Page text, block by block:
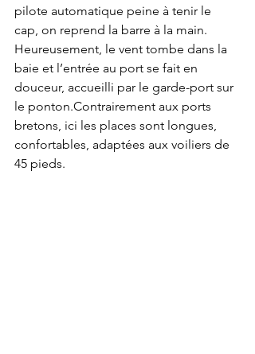
pilote automatique peine à tenir le
cap, on reprend la barre à la main.
Heureusement, le vent tombe dans la
baie et l’entrée au port se fait en
douceur, accueilli par le garde-port sur
le ponton.Contrairement aux ports
bretons, ici les places sont longues,
confortables, adaptées aux voiliers de
45 pieds.